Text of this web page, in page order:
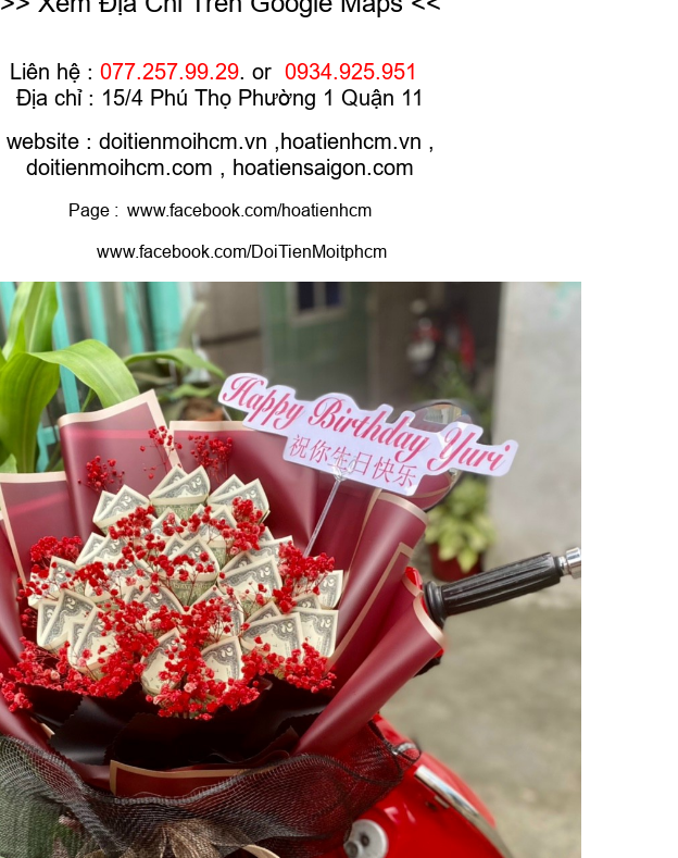
Liên hệ :077.257.99.29. or0934.925.951
Địa chỉ : 15/4 Phú Thọ Phường 1 Quận 11
website : doitienmoihcm.vn , hoatienhcm.vn ,
doitienmoihcm.com , hoatiensaigon.com
Page : www.facebook.com/hoatienhcm
www.facebook.com/DoiTienMoitphcm